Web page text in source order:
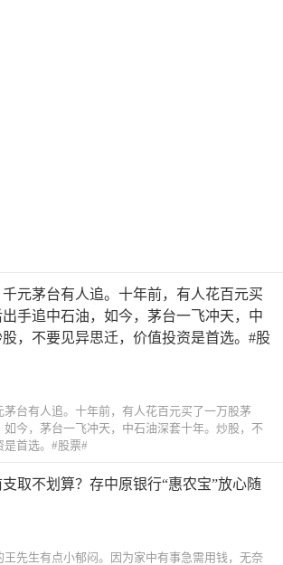
元茅台有人追。十年前，有人花百元买
手追中石油，如今，茅台一飞冲天，中
，不要见异思迁，价值投资是首选。#股
茅台有人追。十年前，有人花百元买了一万股茅
如今，茅台一飞冲天，中石油深套十年。炒股，不
首选。#股票#
取不划算？存中原银行“惠农宝”放心随
先生有点小郁闷。因为家中有事急需用钱，无奈